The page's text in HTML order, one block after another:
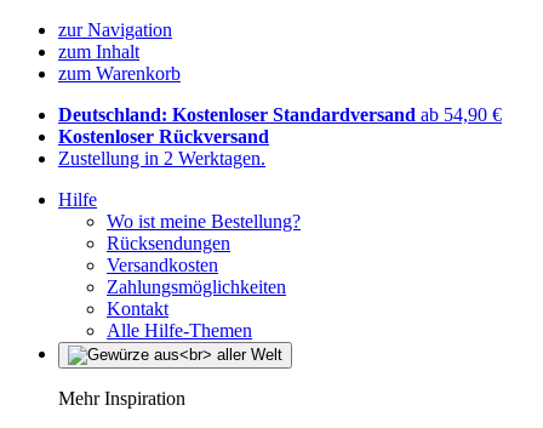
zur Navigation
zum Inhalt
zum Warenkorb
Deutschland: Kostenloser Standardversand ab 54,90 €
Kostenloser Rückversand
Zustellung in 2 Werktagen.
Hilfe
Wo ist meine Bestellung?
Rücksendungen
Versandkosten
Zahlungsmöglichkeiten
Kontakt
Alle Hilfe-Themen
Mehr Inspiration